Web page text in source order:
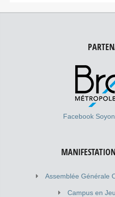
Facebook
Assemblée Générale
Campus en